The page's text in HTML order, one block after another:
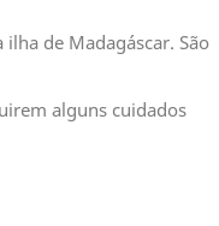
de Madagáscar. São
alguns cuidados